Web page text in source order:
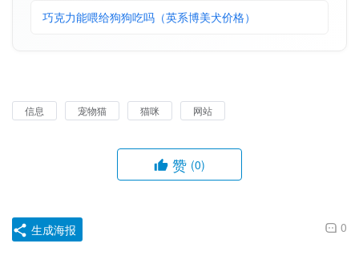
巧克力能喂给狗狗吃吗（英系博美犬价格）
信息 宠物猫 猫咪 网站
赞 (0)
0
生成海报